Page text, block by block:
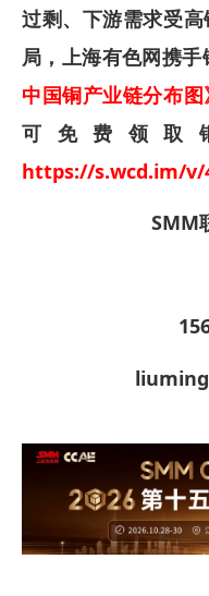
过剩、下游需求受
局，上海有色网携
中国铜产业链分布
可免费领取
https://s.wcd.im/v/
SMM